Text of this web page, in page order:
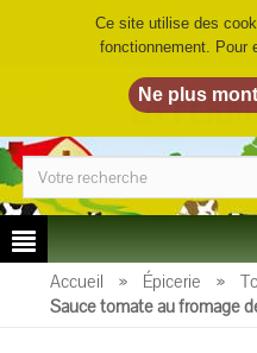
LA
Accueil » Épicerie »
Sauce tomate au fromage
Ce site utilise des
fonctionnement. Pour